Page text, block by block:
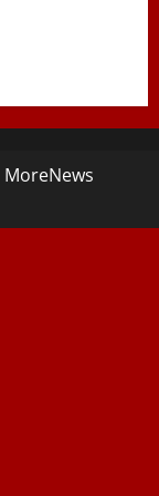
MoreNews